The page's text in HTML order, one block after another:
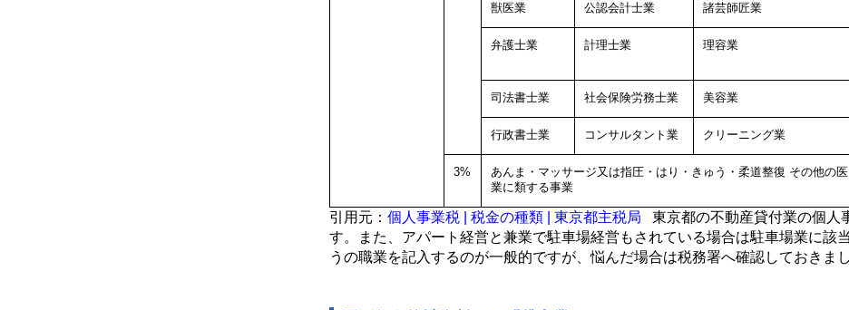
獣医業 公認会計士業 諸芸師匠業
弁護士業 計理士業 理容業
司法書士業 社会保険労務士業 美容業
行政書士業 コンサルタント業 クリーニング業
3% あんま・マッサージ又は指圧・はり・きゅう・柔道整復 その他の医
業に類する事業
引用元： 個人事業税 | 税金の種類 | 東京都主税局 東京都の不動産貸付業の個人
す。また、アパート経営と兼業で駐車場経営もされている場合は駐車場業に該
うの職業を記入するのが一般的ですが、悩んだ場合は税務署へ確認しておきまし